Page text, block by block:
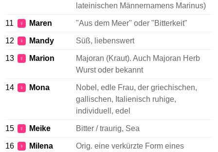
lateinischen Männernamens Marinus)
11 ♀ Maren "Aus dem Meer" oder "Bitterkeit"
12 ♀ Mandy Süß, liebenswert
13 ♀ Marion
Majoran (Kraut). Auch Majoran Herb
Wurst oder bekannt
14 ♀ Mona
Nobel, edle Frau, der griechischen,
gallischen, Italienisch ruhige,
individuell, edel
15 ♀ Meike Bitter / traurig, Sea
16 ♀ Milena
Orig. eine verkürzte Form eines